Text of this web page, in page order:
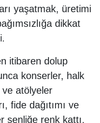
yaşatmak, üretimi
dikkat
itibaren dolup
konserler, halk
atölyeler
fide dağıtımı ve
şenliğe renk kattı.